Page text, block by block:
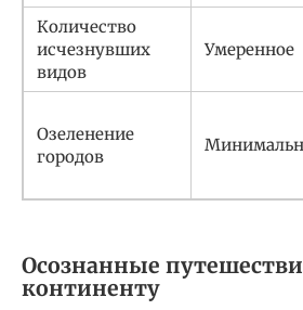
Количество
исчезнувших
видов
Умеренное
Озеленение
городов
Осознанные
континенту